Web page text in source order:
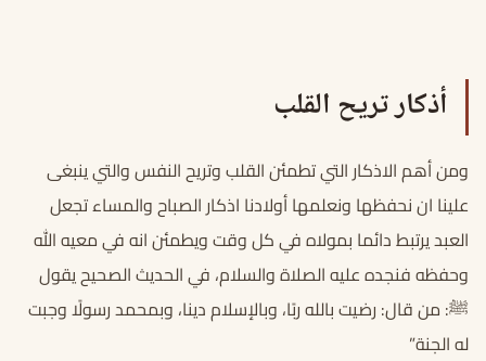
أذكار تريح القلب
ومن أهم الاذكار التي تطمئن القلب وتريح النفس والتي ينبغى
علينا ان نحفظها ونعلمها أولادنا اذكار الصباح والمساء تجعل
العبد يرتبط دائما بمولاه في كل وقت ويطمئن انه في معيه الله
وحفظه فنجده عليه الصلاة والسلام، في الحديث الصحيح يقول
ﷺ: من قال: رضيت بالله ربًا، وبالإسلام دينا، وبمحمد رسولًا وجبت
له الجنة”